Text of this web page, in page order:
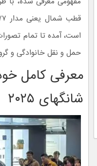
حمل و نقل خانوادگی و
شانگهای ۲۰۲۵